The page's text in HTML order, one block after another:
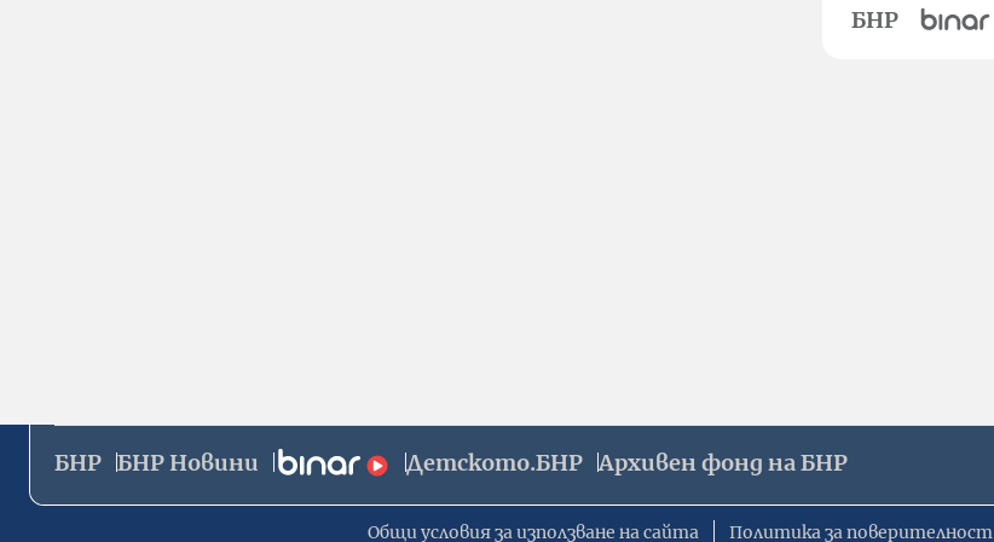
БНР
БНР БНР Новини Детското.БНР Архивен фонд на БНР
Общи условия за използване на сайта Политика за поверителност